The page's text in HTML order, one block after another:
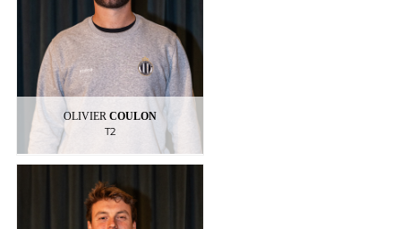
OLIVIER COULON
T2
ANTOINE
DE KNOOP
Kiné